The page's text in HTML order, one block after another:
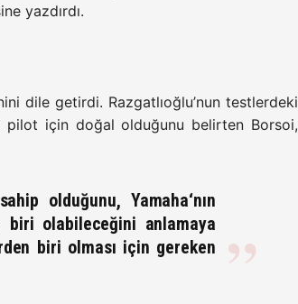
yazdırdı.
dile getirdi. Razgatlıoğlu’nun testlerdeki
pilot için doğal olduğunu belirten Borsoi,
olduğunu, Yamaha‘nın
biri olabileceğini anlamaya
biri olması için gereken